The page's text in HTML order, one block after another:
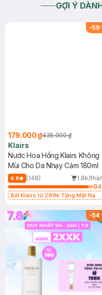
(Miễn phí) để gặp bộ
GỢI Ý
-59
179.000 ₫435.000 ₫
Klairs
Nước Hoa Hồng Klairs Không
Mùi Cho Da Nhạy Cảm 180ml
4.8 (148)
1.8k/
94
Bill Klairs từ 299k Tặng Mặt Nạ
25ml (SL Có Hạn)
-54